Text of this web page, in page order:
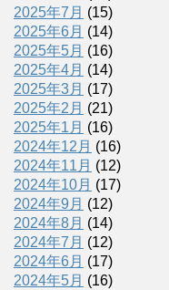
2025年7月 (15)
2025年6月 (14)
2025年5月 (16)
2025年4月 (14)
2025年3月 (17)
2025年2月 (21)
2025年1月 (16)
2024年12月 (16)
2024年11月 (12)
2024年10月 (17)
2024年9月 (12)
2024年8月 (14)
2024年7月 (12)
2024年6月 (17)
2024年5月 (16)